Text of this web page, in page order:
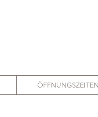
ÖFFNUNGSZEITEN